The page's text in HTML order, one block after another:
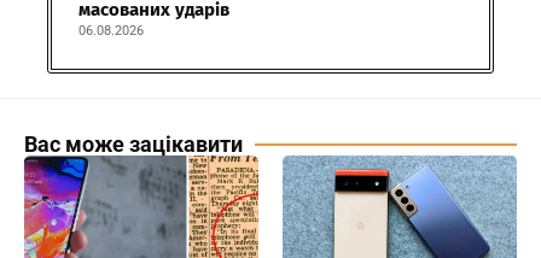
масованих ударів
06.08.2026
Вас може зацікавити